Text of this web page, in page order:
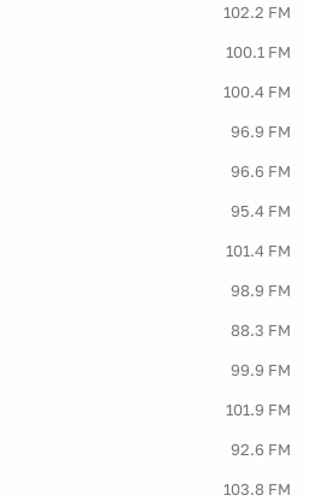
102.2 FM
100.1 FM
100.4 FM
96.9 FM
96.6 FM
95.4 FM
101.4 FM
98.9 FM
88.3 FM
99.9 FM
101.9 FM
92.6 FM
103.8 FM